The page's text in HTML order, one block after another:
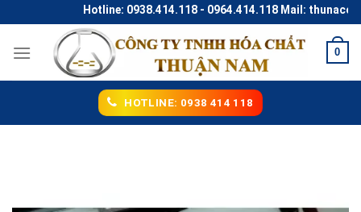
to
content
Hotline: 0938.414.118 - 0964.414.118 Mail:
0
HOTLINE: 0938 414 118